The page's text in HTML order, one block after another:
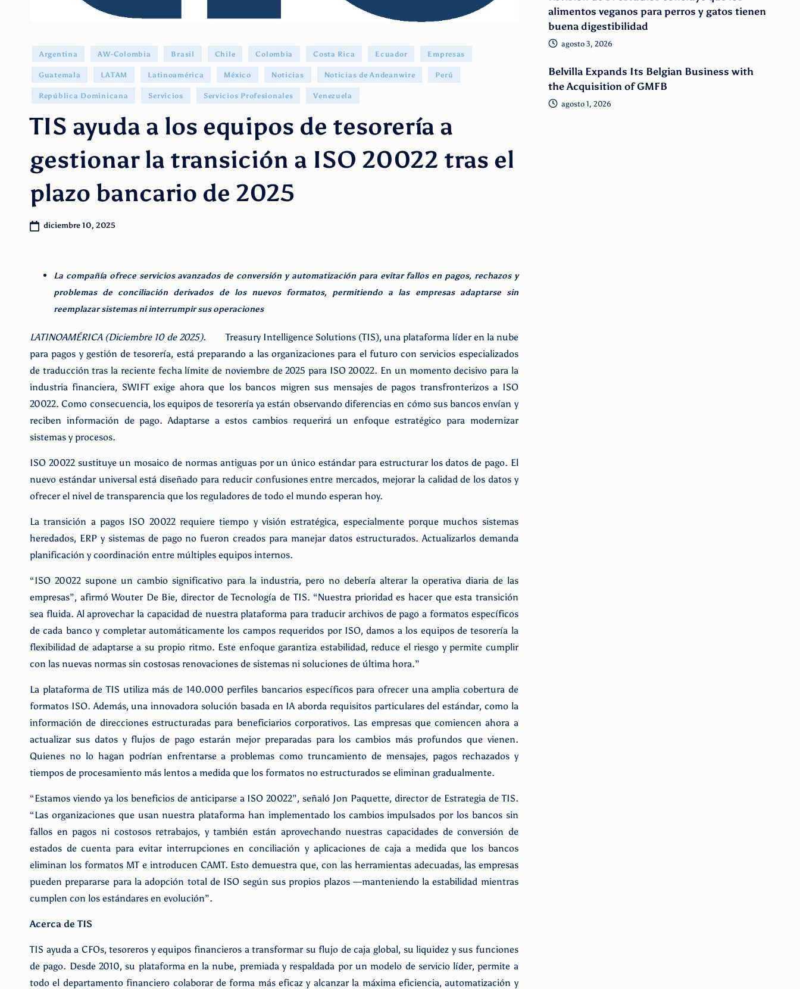
Publicado
en
Argentina AW-Colombia Brasil Chile Colombia Costa Rica Ecuador Empresas
Guatemala LATAM Latinoamérica México Noticias Noticias de Andeanwire Perú
República Dominicana Servicios Servicios Profesionales Venezuela
TIS ayuda a los equipos de tesorería a
gestionar la transición a ISO 20022 tras el
plazo bancario de 2025
diciembre 10, 2025
La compañía ofrece servicios avanzados de conversión y automatización para evitar fallos en pagos, rechazos y
problemas de conciliación derivados de los nuevos formatos, permitiendo a las empresas adaptarse sin
reemplazar sistemas ni interrumpir sus operaciones
LATINOAMÉRICA (Diciembre 10 de 2025).Treasury Intelligence Solutions (TIS), una plataforma líder en la nube
para pagos y gestión de tesorería, está preparando a las organizaciones para el futuro con servicios especializados
de traducción tras la reciente fecha límite de noviembre de 2025 para ISO 20022. En un momento decisivo para la
industria financiera, SWIFT exige ahora que los bancos migren sus mensajes de pagos transfronterizos a ISO
20022. Como consecuencia, los equipos de tesorería ya están observando diferencias en cómo sus bancos envían y
reciben información de pago. Adaptarse a estos cambios requerirá un enfoque estratégico para modernizar
sistemas y procesos.
ISO 20022 sustituye un mosaico de normas antiguas por un único estándar para estructurar los datos de pago. El
nuevo estándar universal está diseñado para reducir confusiones entre mercados, mejorar la calidad de los datos y
ofrecer el nivel de transparencia que los reguladores de todo el mundo esperan hoy.
La transición a pagos ISO 20022 requiere tiempo y visión estratégica, especialmente porque muchos sistemas
heredados, ERP y sistemas de pago no fueron creados para manejar datos estructurados. Actualizarlos demanda
planificación y coordinación entre múltiples equipos internos.
“ISO 20022 supone un cambio significativo para la industria, pero no debería alterar la operativa diaria de las
empresas”, afirmó Wouter De Bie, director de Tecnología de TIS. “Nuestra prioridad es hacer que esta transición
sea fluida. Al aprovechar la capacidad de nuestra plataforma para traducir archivos de pago a formatos específicos
de cada banco y completar automáticamente los campos requeridos por ISO, damos a los equipos de tesorería la
flexibilidad de adaptarse a su propio ritmo. Este enfoque garantiza estabilidad, reduce el riesgo y permite cumplir
con las nuevas normas sin costosas renovaciones de sistemas ni soluciones de última hora.”
La plataforma de TIS utiliza más de 140.000 perfiles bancarios específicos para ofrecer una amplia cobertura de
formatos ISO. Además, una innovadora solución basada en IA aborda requisitos particulares del estándar, como la
información de direcciones estructuradas para beneficiarios corporativos. Las empresas que comiencen ahora a
actualizar sus datos y flujos de pago estarán mejor preparadas para los cambios más profundos que vienen.
Quienes no lo hagan podrían enfrentarse a problemas como truncamiento de mensajes, pagos rechazados y
tiempos de procesamiento más lentos a medida que los formatos no estructurados se eliminan gradualmente.
“Estamos viendo ya los beneficios de anticiparse a ISO 20022”, señaló Jon Paquette, director de Estrategia de TIS.
“Las organizaciones que usan nuestra plataforma han implementado los cambios impulsados por los bancos sin
fallos en pagos ni costosos retrabajos, y también están aprovechando nuestras capacidades de conversión de
estados de cuenta para evitar interrupciones en conciliación y aplicaciones de caja a medida que los bancos
eliminan los formatos MT e introducen CAMT. Esto demuestra que, con las herramientas adecuadas, las empresas
pueden prepararse para la adopción total de ISO según sus propios plazos —manteniendo la estabilidad mientras
cumplen con los estándares en evolución”.
Acerca de TIS
TIS ayuda a CFOs, tesoreros y equipos financieros a transformar su flujo de caja global, su liquidez y sus funciones
de pago. Desde 2010, su plataforma en la nube, premiada y respaldada por un modelo de servicio líder, permite a
todo el departamento financiero colaborar de forma más eficaz y alcanzar la máxima eficiencia, automatización y
alimentos veganos para perros y gatos tienen
buena digestibilidad
agosto 3, 2026
Belvilla Expands Its Belgian Business with
the Acquisition of GMFB
agosto 1, 2026